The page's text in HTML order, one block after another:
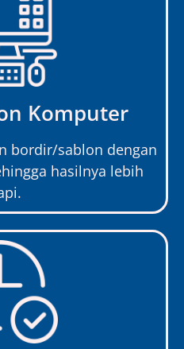
Komputer
bordir/sablon dengan
hasilnya lebih